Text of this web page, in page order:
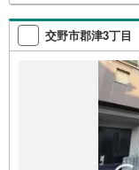
て】■駐車
ペースもご
家族もお気
0】（定休
交野市郡津3丁目